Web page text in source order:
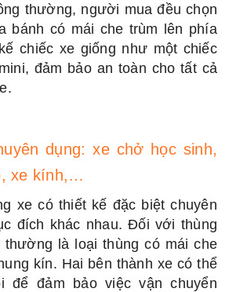
thường, người mua đều chọn
bánh có mái che trùm lên phía
chiếc xe giống như một chiếc
đảm bảo an toàn cho tất cả
dụng: xe chở học sinh,
xe kính,…
xe có thiết kế đặc biệt chuyên
đích khác nhau. Đối với thùng
là loại thùng có mái che
kín. Hai bên thành xe có thể
để đảm bảo việc vận chuyển